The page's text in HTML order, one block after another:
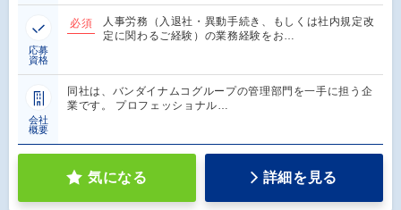
応募
資格
必須
人事労務（入退社・異動手続き、もしくは社内規定改
定に関わるご経験）の業務経験をお…
会社
概要
同社は、バンダイナムコグループの管理部門を一手に担う企
業です。 プロフェッショナル…
気になる 詳細を見る